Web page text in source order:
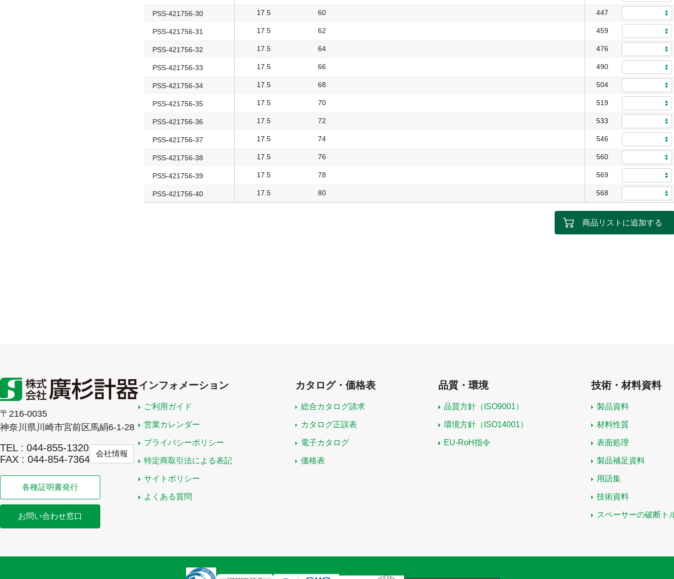
PSS-421756-30 17.5 60 447
PSS-421756-31 17.5 62 459
PSS-421756-32 17.5 64 476
PSS-421756-33 17.5 66 490
PSS-421756-34 17.5 68 504
PSS-421756-35 17.5 70 519
PSS-421756-36 17.5 72 533
PSS-421756-37 17.5 74 546
PSS-421756-38 17.5 76 560
PSS-421756-39 17.5 78 569
PSS-421756-40 17.5 80 568
商品リストに追加する
〒216-0035
神奈川県川崎市宮前区馬絹6-1-28
TEL : 044-855-1320
FAX : 044-854-7364
会社情報
各種証明書発行
お問い合わせ窓口
インフォメーション
ご利用ガイド
営業カレンダー
プライバシーポリシー
特定商取引法による表記
サイトポリシー
よくある質問
カタログ・価格表
総合カタログ請求
カタログ正誤表
電子カタログ
価格表
品質・環境
品質方針（ISO9001）
環境方針（ISO14001）
EU-RoH指令
技術・材料資料
製品資料
材料性質
表面処理
製品補足資料
用語集
技術資料
スペーサーの破断ト